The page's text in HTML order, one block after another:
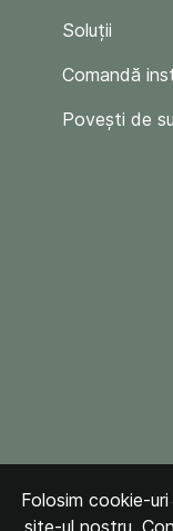
Soluții
Comandă
Povești de
Folosim cookie-
site-ul nostru.